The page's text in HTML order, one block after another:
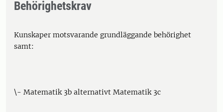
Behörighetskrav
Kunskaper motsvarande grundläggande behörighet
samt:
\- Matematik 3b alternativt Matematik 3c